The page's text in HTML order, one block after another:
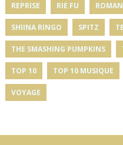
REPRISE RIE FU ROMAN
SHIINA RINGO SPITZ
THE SMASHING PUMPKINS
TOP 10 TOP 10 MUSIQUE
VOYAGE